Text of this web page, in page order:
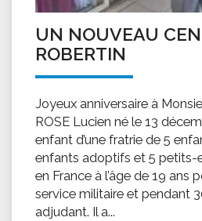
UN NOUVEAU
ROBERTIN
Joyeux anniversaire à
ROSE Lucien né le 13
enfant d’une fratrie de 5
enfants adoptifs et 5 petits-
en France à l’âge de 19 ans
service militaire et pendant
adjudant. Il a...